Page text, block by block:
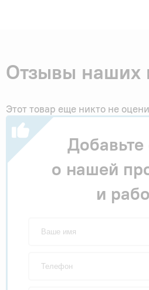
Отзывы наших
Этот товар еще никто не
Добавьте
о нашей
и